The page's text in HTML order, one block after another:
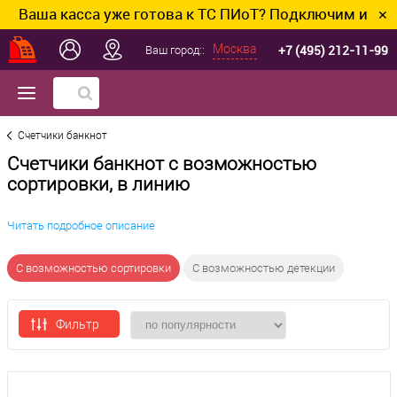
касса уже готова к ТС ПИоТ? Подключим и ✕
Ваш город:: Москва +7 (495) 212-11-99
Счетчики банкнот
Счетчики банкнот с возможностью
сортировки, в линию
Читать подробное описание
С возможностью сортировки С возможностью детекции
Фильтр